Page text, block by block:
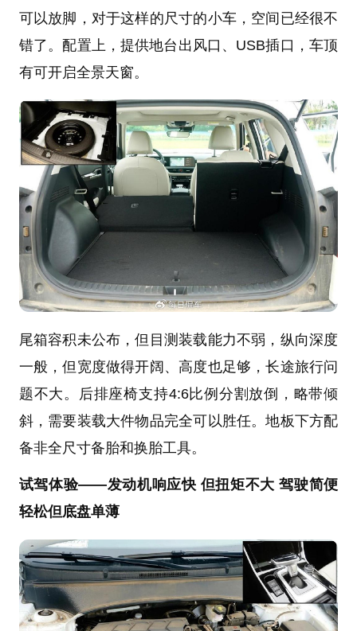
可以放脚，对于这样的尺寸的小车，空间已经很不
错了。配置上，提供地台出风口、USB插口，车顶
有可开启全景天窗。
尾箱容积未公布，但目测装载能力不弱，纵向深度
一般，但宽度做得开阔、高度也足够，长途旅行问
题不大。后排座椅支持4:6比例分割放倒，略带倾
斜，需要装载大件物品完全可以胜任。地板下方配
备非全尺寸备胎和换胎工具。
试驾体验——发动机响应快 但扭矩不大 驾驶简便
轻松但底盘单薄